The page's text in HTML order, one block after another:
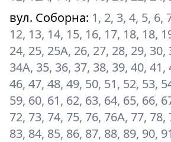
вул. Соборна: 1, 2, 3, 4, 5, 6,
12, 13, 14, 15, 16, 17, 18, 18,
24, 25, 25А, 26, 27, 28, 29, 30,
34А, 35, 36, 37, 38, 39, 40, 41,
46, 47, 48, 49, 50, 51, 52, 53,
59, 60, 61, 62, 63, 64, 65, 66,
72, 73, 74, 75, 76, 76А, 77, 78,
83, 84, 85, 86, 87, 88, 89, 90,